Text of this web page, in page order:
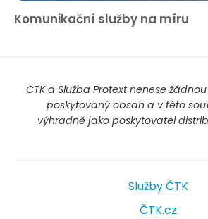
Komunikační služby na míru
ČTK a Služba Protext nenese
poskytovaný obsah a v této
výhradně jako poskytovatel
Služby ČTK
ČTK.cz